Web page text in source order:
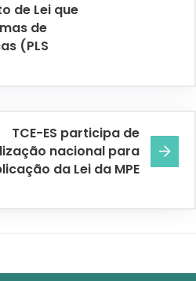
de Lei que
de
(PLS
TCE-ES participa de
nacional para
da Lei da MPE